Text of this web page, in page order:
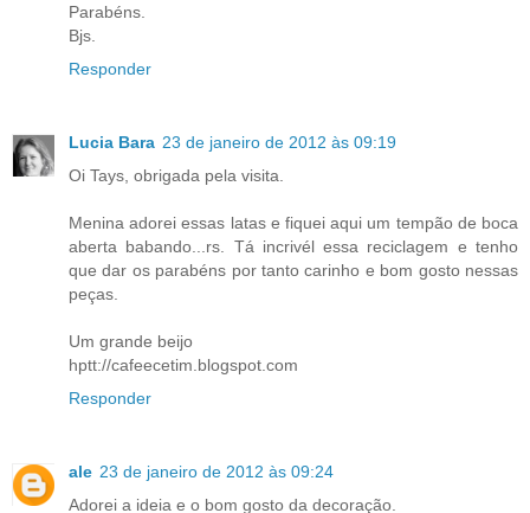
Parabéns.
Bjs.
Responder
Lucia Bara 23 de janeiro de 2012 às 09:19
Oi Tays, obrigada pela visita.
Menina adorei essas latas e fiquei aqui um tempão de boca
aberta babando...rs. Tá incrivél essa reciclagem e tenho
que dar os parabéns por tanto carinho e bom gosto nessas
peças.
Um grande beijo
hptt://cafeecetim.blogspot.com
Responder
ale 23 de janeiro de 2012 às 09:24
Adorei a ideia e o bom gosto da decoração.